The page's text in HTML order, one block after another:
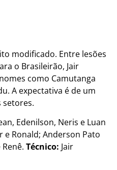
modificado. Entre lesões
o Brasileirão, Jair
como Camutanga
A expectativa é de um
setores.
Edenilson, Neris e Luan
e Ronald; Anderson Pato
Técnico: Jair